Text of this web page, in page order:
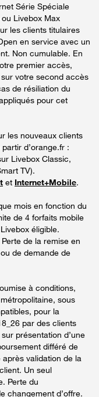
Série Spéciale
Livebox Max
les clients titulaires
en service avec un
Non cumulable. En
premier accès,
votre second accès
de résiliation du
pour cet
les nouveaux clients
d’orange.fr :
Livebox Classic,
TV).
et Internet+Mobile.
mois en fonction du
de 4 forfaits mobile
éligible.
de la remise en
de demande de
à conditions,
sous
pour la
par des clients
présentation d’une
différé de
validation de la
Un seul
Perte du
changement d’offre.